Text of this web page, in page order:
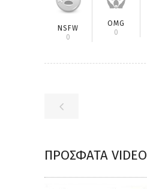
NSFW
0
OMG
0
ΠΡΌΣΦΑΤΑ VIDEO